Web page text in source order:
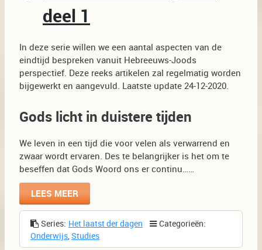
deel 1
In deze serie willen we een aantal aspecten van de
eindtijd bespreken vanuit Hebreeuws-Joods
perspectief. Deze reeks artikelen zal regelmatig worden
bijgewerkt en aangevuld. Laatste update 24-12-2020.
Gods licht in duistere tijden
We leven in een tijd die voor velen als verwarrend en
zwaar wordt ervaren. Des te belangrijker is het om te
beseffen dat Gods Woord ons er continu……
LEES MEER
Series: Het laatst der dagen
Categorieën:
Onderwijs,Studies